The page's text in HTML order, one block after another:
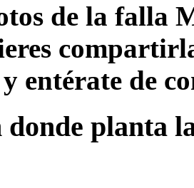
de la
entérate de
donde planta